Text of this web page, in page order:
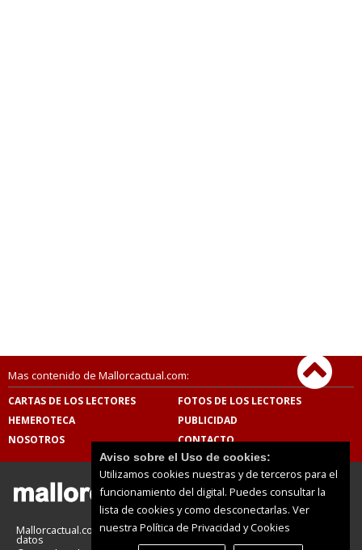
Mas contenido de Mallorcactual.com:
CARTAS DE LOS LECTORES
FOTOS DE LOS LECTORES
HEMEROTECA
PUBLICIDAD
NOSOTROS
CONTACTO
Mallorcactual.com |Términos de uso|Protección de
datos
Aviso sobre el Uso de cookies:
Utilizamos cookies nuestras y de terceros para el
funcionamiento del digital. Puedes consultar la
lista de cookies y como desconectarlas. Ver
nuestra Política de Privacidad y Cookies